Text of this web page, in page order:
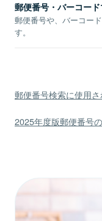
郵便番号・バーコー
郵便番号や、バーコー
す。
郵便番号検索に使用
2025年度版郵便番号